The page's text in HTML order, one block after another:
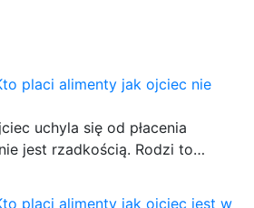
placi alimenty jak ojciec nie
uchyla się od płacenia
jest rzadkością. Rodzi to…
placi alimenty jak ojciec jest w